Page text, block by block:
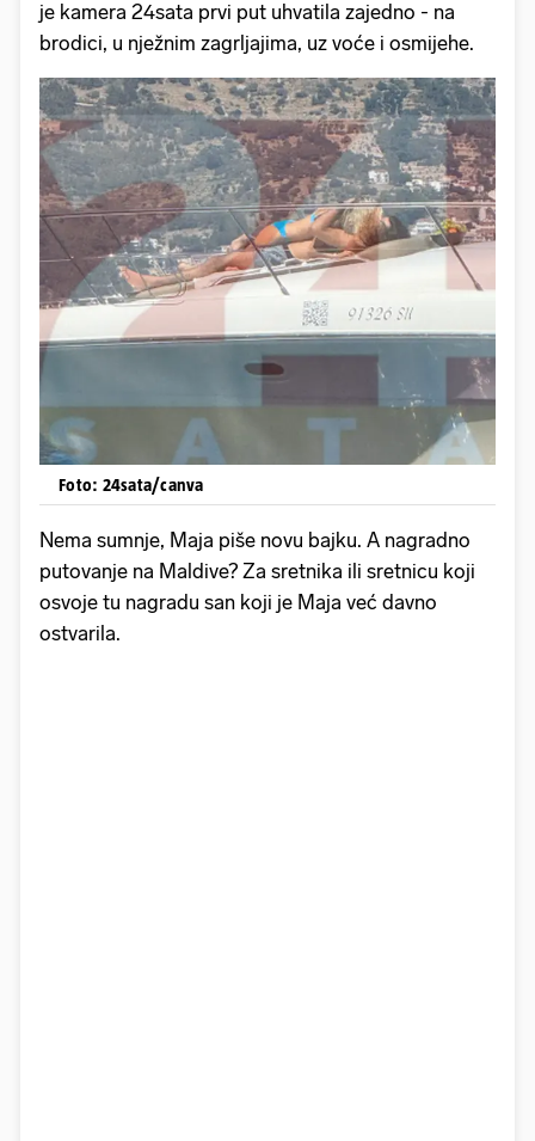
je kamera 24sata prvi put uhvatila zajedno - na
brodici, u nježnim zagrljajima, uz voće i osmijehe.
Foto: 24sata/canva
Nema sumnje, Maja piše novu bajku. A nagradno
putovanje na Maldive? Za sretnika ili sretnicu koji
osvoje tu nagradu san koji je Maja već davno
ostvarila.